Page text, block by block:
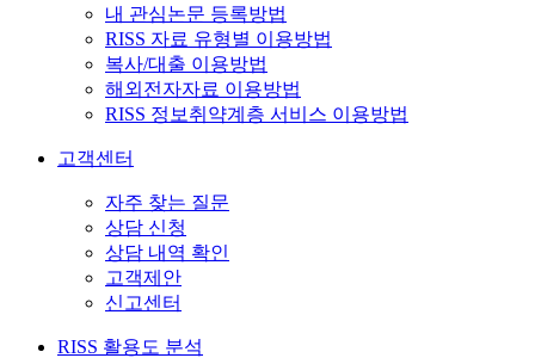
내 관심논문 등록방법
RISS 자료 유형별 이용방법
복사/대출 이용방법
해외전자자료 이용방법
RISS 정보취약계층 서비스 이용방법
고객센터
자주 찾는 질문
상담 신청
상담 내역 확인
고객제안
신고센터
RISS 활용도 분석